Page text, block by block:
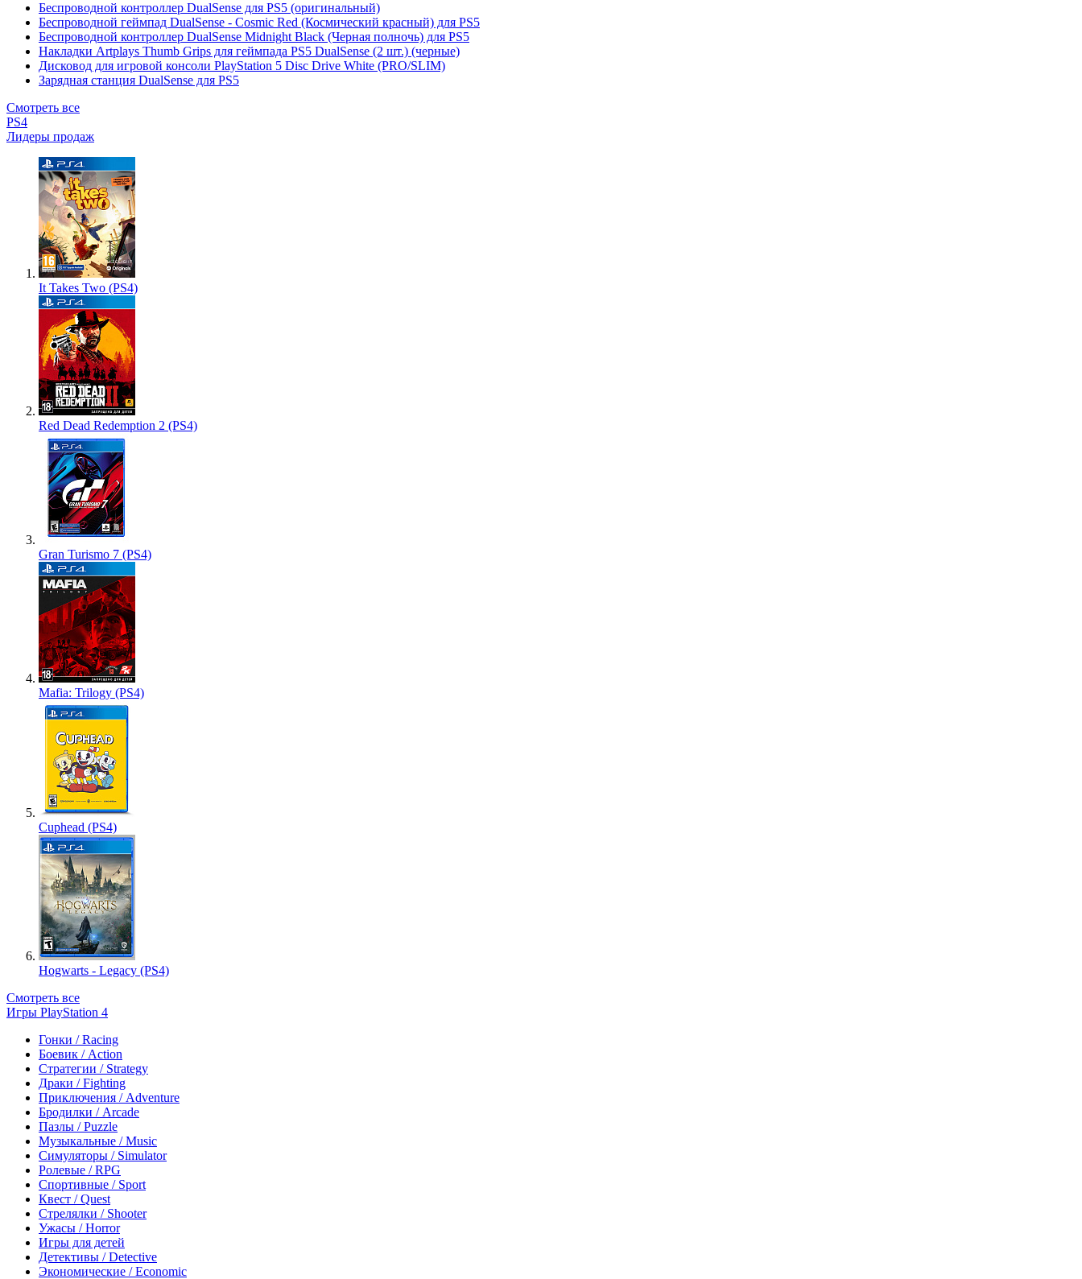
Беспроводной контроллер DualSense для PS5 (оригинальный)
Беспроводной геймпад DualSense - Cosmic Red (Космический красный) для PS5
Беспроводной контроллер DualSense Midnight Black (Черная полночь) для PS5
Накладки Artplays Thumb Grips для геймпада PS5 DualSense (2 шт.) (черные)
Дисковод для игровой консоли PlayStation 5 Disc Drive White (PRO/SLIM)
Зарядная станция DualSense для PS5
Смотреть все
PS4
Лидеры продаж
It Takes Two (PS4)
Red Dead Redemption 2 (PS4)
Gran Turismo 7 (PS4)
Mafia: Trilogy (PS4)
Cuphead (PS4)
Hogwarts - Legacy (PS4)
Смотреть все
Игры PlayStation 4
Гонки / Racing
Боевик / Action
Стратегии / Strategy
Драки / Fighting
Приключения / Adventure
Бродилки / Arcade
Пазлы / Puzzle
Музыкальные / Music
Симуляторы / Simulator
Ролевые / RPG
Спортивные / Sport
Квест / Quest
Стрелялки / Shooter
Ужасы / Horror
Игры для детей
Детективы / Detective
Экономические / Economic